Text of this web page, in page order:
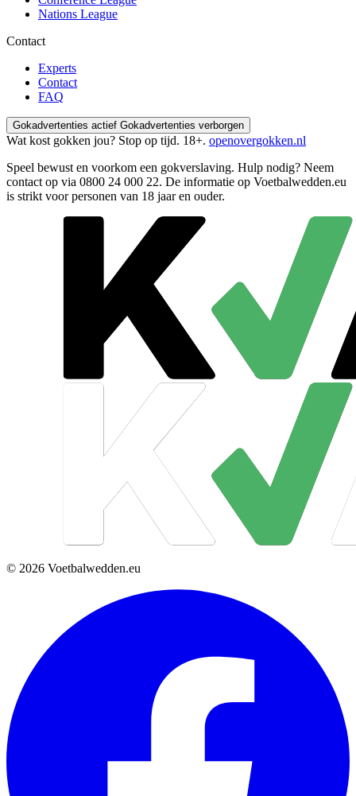
Nations League
Contact
Experts
Contact
FAQ
Gokadvertenties actief Gokadvertenties verborgen
Wat kost gokken jou? Stop op tijd. 18+. openovergokken.nl
Speel bewust en voorkom een gokverslaving. Hulp nodig? Neem
contact op via 0800 24 000 22. De informatie op Voetbalwedden.eu
is strikt voor personen van 18 jaar en ouder.
© 2026 Voetbalwedden.eu